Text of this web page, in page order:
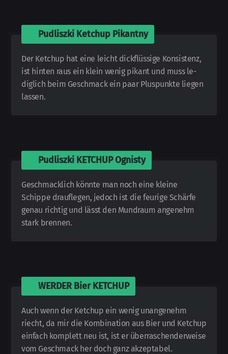
Pudliszki Ketchup Pikantny
Der Ketchup hat eine leicht dick­flüssige Kon­sis­tenz,
ist hinten raus ein klein wenig pikant und muss le­
dig­lich beim Ge­schmack ein paar Plus­punkte liegen
lassen.
Pudliszki KETCHUP Ognisty
Geschmacklich könnte man noch eine kleine
Schippe drauf­legen, jedoch ist die feurige Schärfe
genau richtig und lässt den Mund­raum an­ge­nehm
stark brennen.
WERDER Bier KETCHUP
Auch wenn der Ketchup ein wenig un­an­ge­nehm
riecht, da mir die Kom­bi­na­tion aus Bier und Ketchup
einfach kom­plett neu ist, ist er über­ra­schen­der­wei­se
vom Geschmack her doch ganz ak­zep­ta­bel.